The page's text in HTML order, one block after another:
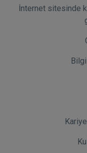
İnternet sitesinde